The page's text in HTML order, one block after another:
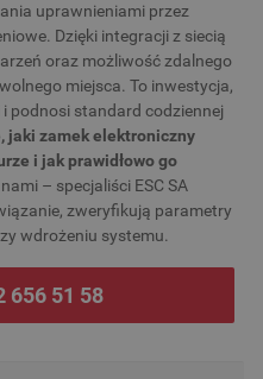
uprawnieniami przez
Dzięki integracji z siecią
oraz możliwość zdalnego
miejsca. To inwestycja,
podnosi standard codziennej
jaki zamek elektroniczny
i jak prawidłowo go
– specjaliści ESC SA
zweryfikują parametry
wdrożeniu systemu.
656 51 58